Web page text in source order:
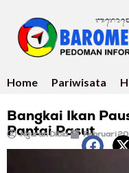
Home Pariwisata
Bangkai Ikan
Pantai Pasut
Ngurah Dibia Februari